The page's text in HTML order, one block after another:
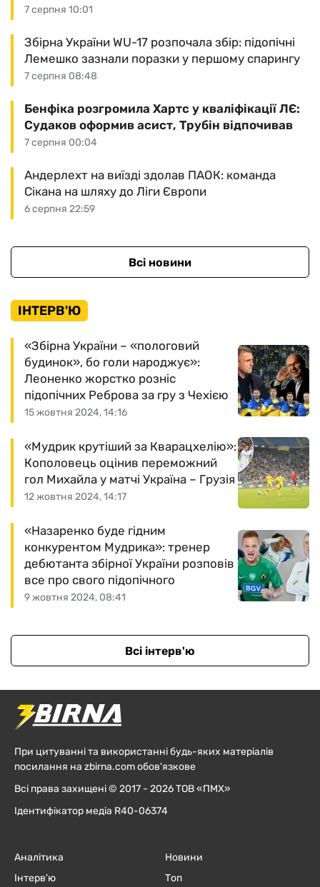
7 серпня 10:01
7 серпня 08:48
Збірна України WU-17 розпочала збір: підопічні
Лемешко зазнали поразки у першому спарингу
7 серпня 00:04
Бенфіка розгромила Хартс у кваліфікації ЛЄ:
Судаков оформив асист, Трубін відпочивав
6 серпня 22:59
Андерлехт на виїзді здолав ПАОК: команда
Сікана на шляху до Ліги Європи
Всі новини
ІНТЕРВ'Ю
15 жовтня 2024, 14:16
«Збірна України – «пологовий
будинок», бо голи народжує»:
Леоненко жорстко розніс
підопічних Реброва за гру з Чехією
12 жовтня 2024, 14:17
«Мудрик крутіший за Кварацхелію»:
Кополовець оцінив переможний
гол Михайла у матчі Україна – Грузія
9 жовтня 2024, 08:41
«Назаренко буде гідним
конкурентом Мудрика»: тренер
дебютанта збірної України розповів
все про свого підопічного
Всі інтерв'ю
При цитуванні та використанні будь-яких матеріалів
посилання на zbirna.com обов'язкове
Всі права захищені © 2017 - 2026 ТОВ «ПМХ»
Ідентифікатор медіа R40-06374
Аналітика
Інтерв'ю
Новини
Топ